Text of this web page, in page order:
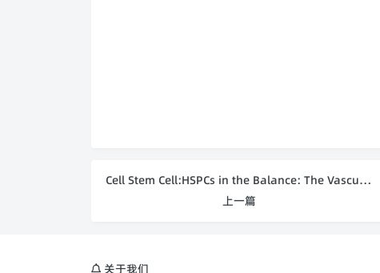
Cell Stem Cell:HSPCs in the Balance: The Vascular
上一篇
关于我们